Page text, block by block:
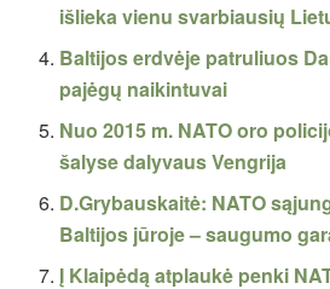
išlieka vienu svarbiausių
Baltijos erdvėje patruliuos
pajėgų naikintuvai
Nuo 2015 m. NATO oro
šalyse dalyvaus Vengrija
D.Grybauskaitė: NATO
Baltijos jūroje – saugumo
Į Klaipėdą atplaukė penki